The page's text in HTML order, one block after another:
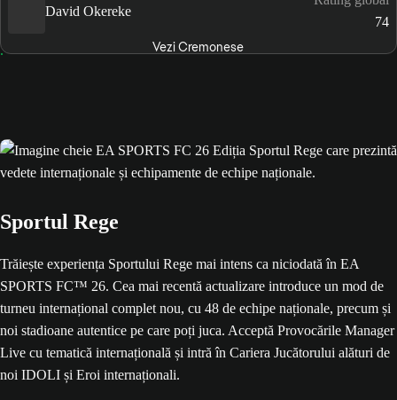
David Okereke
74
Vezi Cremonese
Sportul Rege
Trăiește experiența Sportului Rege mai intens ca niciodată în EA
SPORTS FC™ 26. Cea mai recentă actualizare introduce un mod de
turneu internațional complet nou, cu 48 de echipe naționale, precum și
noi stadioane autentice pe care poți juca. Acceptă Provocările Manager
Live cu tematică internațională și intră în Cariera Jucătorului alături de
noi IDOLI și Eroi internaționali.